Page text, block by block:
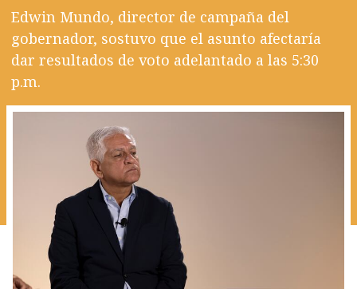
Edwin Mundo, director de campaña del
gobernador, sostuvo que el asunto afectaría
dar resultados de voto adelantado a las 5:30
p.m.